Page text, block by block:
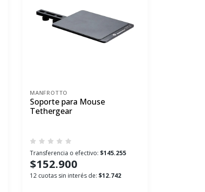
MANFROTTO
Soporte para Mouse
Tethergear
Transferencia o efectivo: $145.255
$152.900
12 cuotas sin interés de: $12.742